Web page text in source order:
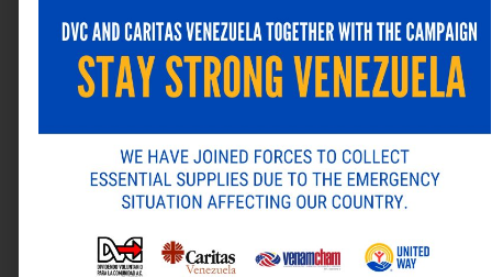
Guarda mi nombre, correo electrónico y web en este
navegador para la próxima vez que comente.
Abside Lanza el ‘Assessment de IA’ de 6 Semanas: La Brújula Estratégica que Convierte la Ambición en Resultados de Negocio
SIGUIENTE
KPMG: La mayoría de los CEO están repensando el liderazgo y adaptando sus planes de crecimiento
Última revista